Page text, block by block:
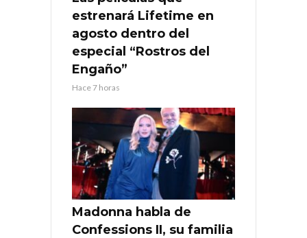
estrenará Lifetime en
agosto dentro del
especial “Rostros del
Engaño”
Hace 7 horas
Madonna habla de
Confessions II, su familia